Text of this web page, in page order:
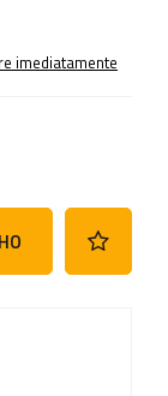
imediatamente